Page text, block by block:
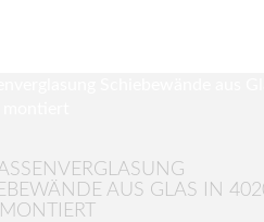
AUS GLAS IN